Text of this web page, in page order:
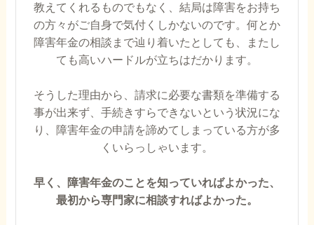
教えてくれるものでもなく、結局は障害をお持ち
の方々がご自身で気付くしかないのです。何とか
障害年金の相談まで辿り着いたとしても、またし
ても高いハードルが立ちはだかります。
そうした理由から、請求に必要な書類を準備する
事が出来ず、手続きすらできないという状況にな
り、障害年金の申請を諦めてしまっている方が多
くいらっしゃいます。
早く、障害年金のことを知っていればよかった、
最初から専門家に相談すればよかった。